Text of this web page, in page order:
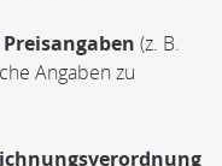
(z. B.
Angaben zu